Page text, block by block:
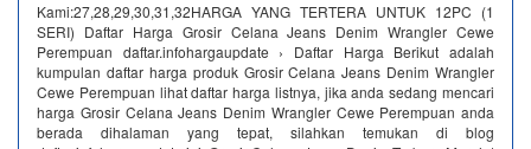
Kami:27,28,29,30,31,32HARGA YANG TERTERA UNTUK 12PC (1
SERI) Daftar Harga Grosir Celana Jeans Denim Wrangler Cewe
Perempuan daftar.infohargaupdate › Daftar Harga Berikut adalah
kumpulan daftar harga produk Grosir Celana Jeans Denim Wrangler
Cewe Perempuan lihat daftar harga listnya, jika anda sedang mencari
harga Grosir Celana Jeans Denim Wrangler Cewe Perempuan anda
berada dihalaman yang tepat, silahkan temukan di blog